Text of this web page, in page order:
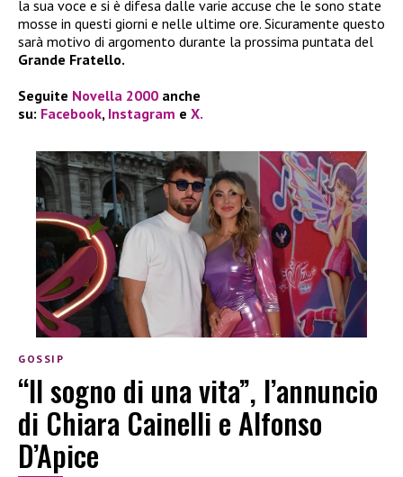
la sua voce e si è difesa dalle varie accuse che le sono state
mosse in questi giorni e nelle ultime ore. Sicuramente questo
sarà motivo di argomento durante la prossima puntata del
Grande Fratello.
Seguite Novella 2000 anche
su: Facebook, Instagram e X.
GOSSIP
“Il sogno di una vita”, l’annuncio
di Chiara Cainelli e Alfonso
D’Apice